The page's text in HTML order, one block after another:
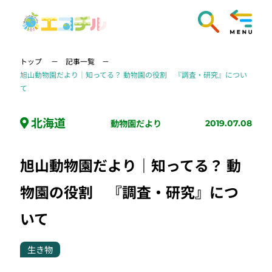
トップ
記事一覧
旭山動物園だより｜知ってる？ 動物園の役割 『調査・研究』につい
て
北海道 動物園だより 2019.07.08
旭山動物園だより｜知ってる？ 動
物園の役割 『調査・研究』につ
いて
生き物